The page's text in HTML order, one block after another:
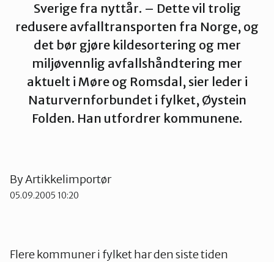
Ørsta og Volda
Rauma
Tingvoll
Sverige fra nyttår. – Dette vil trolig
redusere avfalltransporten fra Norge, og
det bør gjøre kildesortering og mer
miljøvennlig avfallshåndtering mer
aktuelt i Møre og Romsdal, sier leder i
Naturvernforbundet i fylket, Øystein
Folden. Han utfordrer kommunene.
ByArtikkelimportør
05.09.2005 10:20
Flere kommuner i fylket har den siste tiden